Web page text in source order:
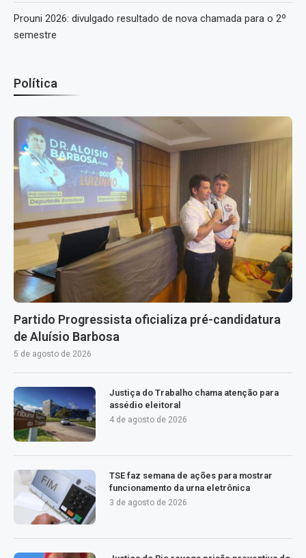
Prouni 2026: divulgado resultado de nova chamada para o 2º
semestre
Política
Partido Progressista oficializa pré-candidatura
de Aluísio Barbosa
5 de agosto de 2026
Justiça do Trabalho chama atenção para
assédio eleitoral
4 de agosto de 2026
TSE faz semana de ações para mostrar
funcionamento da urna eletrônica
3 de agosto de 2026